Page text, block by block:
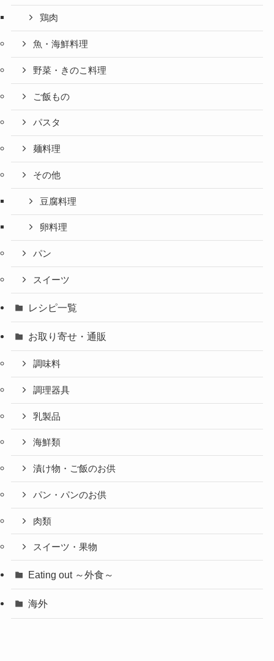
鶏肉
魚・海鮮料理
野菜・きのこ料理
ご飯もの
パスタ
麺料理
その他
豆腐料理
卵料理
パン
スイーツ
レシピ一覧
お取り寄せ・通販
調味料
調理器具
乳製品
海鮮類
漬け物・ご飯のお供
パン・パンのお供
肉類
スイーツ・果物
Eating out ～外食～
海外